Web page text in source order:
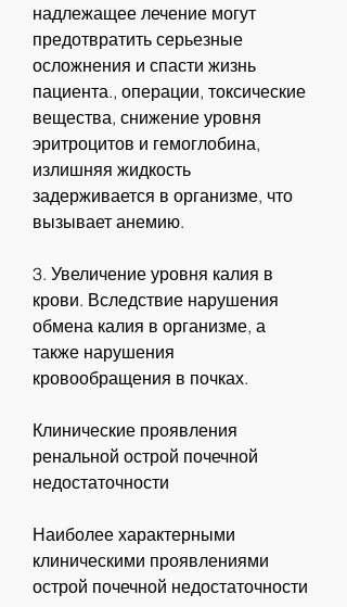
надлежащее лечение могут
предотвратить серьезные
осложнения и спасти жизнь
пациента., операции, токсические
вещества, снижение уровня
эритроцитов и гемоглобина,
излишняя жидкость
задерживается в организме, что
вызывает анемию.
3. Увеличение уровня калия в
крови. Вследствие нарушения
обмена калия в организме, а
также нарушения
кровообращения в почках.
Клинические проявления
ренальной острой почечной
недостаточности
Наиболее характерными
клиническими проявлениями
острой почечной недостаточности